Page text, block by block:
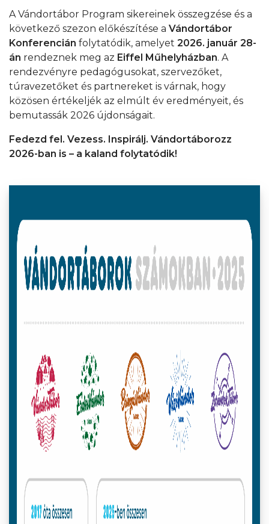
A Vándortábor Program sikereinek összegzése és a
következő szezon előkészítése a Vándortábor
Konferencián folytatódik, amelyet 2026. január 28-
án rendeznek meg az Eiffel Műhelyházban. A
rendezvényre pedagógusokat, szervezőket,
túravezetőket és partnereket is várnak, hogy
közösen értékeljék az elmúlt év eredményeit, és
bemutassák 2026 újdonságait.
Fedezd fel. Vezess. Inspirálj. Vándortáborozz
2026-ban is – a kaland folytatódik!